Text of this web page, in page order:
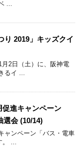
...
り 2019」キッズクイ
2日（土）に、阪神電
るイ ...
促進キャンペーン
選会 (10/14)
ャンペーン「バス・電車
。 ...